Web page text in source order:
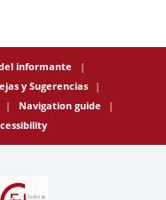
, permitiendo el acceso
e incluyecontenidos
la inteligencia artificial
certificación conjunta de
francés y español
informante
y Sugerencias
Navigation guide